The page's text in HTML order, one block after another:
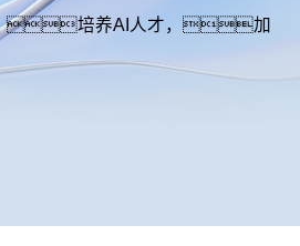
，培养AI人才，加